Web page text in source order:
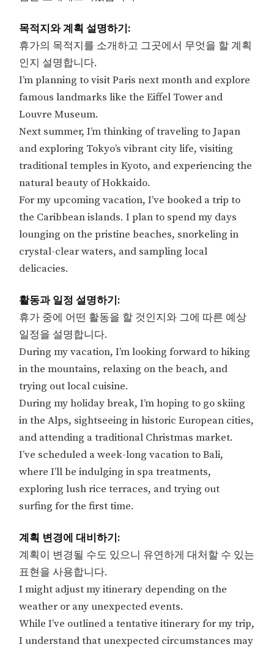
목적지와 계획 설명하기:
휴가의 목적지를 소개하고 그곳에서 무엇을 할 계획
인지 설명합니다.
I’m planning to visit Paris next month and explore
famous landmarks like the Eiffel Tower and
Louvre Museum.
Next summer, I’m thinking of traveling to Japan
and exploring Tokyo’s vibrant city life, visiting
traditional temples in Kyoto, and experiencing the
natural beauty of Hokkaido.
For my upcoming vacation, I’ve booked a trip to
the Caribbean islands. I plan to spend my days
lounging on the pristine beaches, snorkeling in
crystal-clear waters, and sampling local
delicacies.
활동과 일정 설명하기:
휴가 중에 어떤 활동을 할 것인지와 그에 따른 예상
일정을 설명합니다.
During my vacation, I’m looking forward to hiking
in the mountains, relaxing on the beach, and
trying out local cuisine.
During my holiday break, I’m hoping to go skiing
in the Alps, sightseeing in historic European cities,
and attending a traditional Christmas market.
I’ve scheduled a week-long vacation to Bali,
where I’ll be indulging in spa treatments,
exploring lush rice terraces, and trying out
surfing for the first time.
계획 변경에 대비하기:
계획이 변경될 수도 있으니 유연하게 대처할 수 있는
표현을 사용합니다.
I might adjust my itinerary depending on the
weather or any unexpected events.
While I’ve outlined a tentative itinerary for my trip,
I understand that unexpected circumstances may